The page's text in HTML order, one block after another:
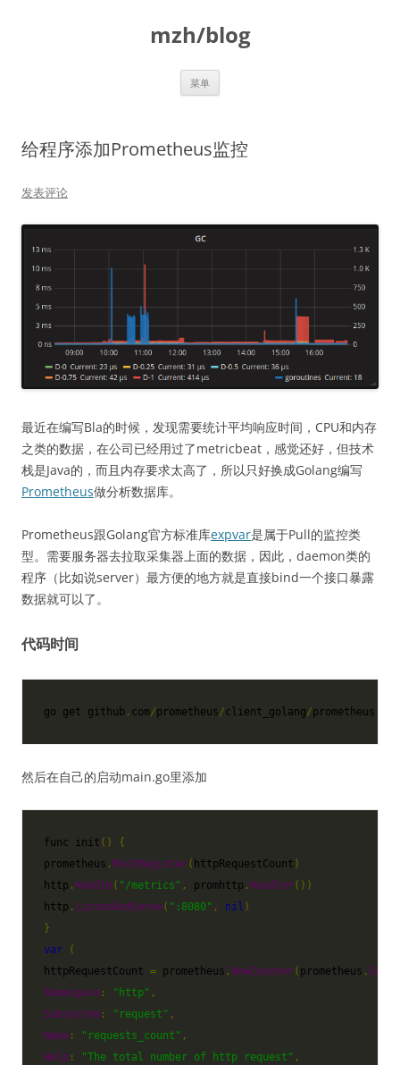
mzh/blog
菜单
给程序添加Prometheus监控
发表评论
最近在编写Bla的时候，发现需要统计平均响应时间，CPU和内存
之类的数据，在公司已经用过了metricbeat，感觉还好，但技术
栈是Java的，而且内存要求太高了，所以只好换成Golang编写
Prometheus做分析数据库。
Prometheus跟Golang官方标准库expvar是属于Pull的监控类
型。需要服务器去拉取采集器上面的数据，因此，daemon类的
程序（比如说server）最方便的地方就是直接bind一个接口暴露
数据就可以了。
代码时间
go get github . com/prometheus/client_golang/prometheus
然后在自己的启动main.go里添加
func init ()
{
prometheus . MustRegister( httpRequestCount )
http . Handle( "/metrics" , promhttp . Handler())
http . ListenAndServe( ":8080" , nil )
}
var
(
httpRequestCount = prometheus . NewCounter( prometheus .
Namespace : "http" ,
Subsystem : "request" ,
Name : "requests_count" ,
Help : "The total number of http request" ,